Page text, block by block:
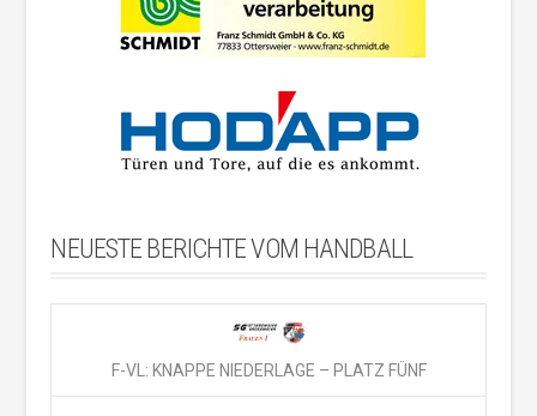
NEUESTE BERICHTE VOM HANDBALL
F-VL: KNAPPE NIEDERLAGE – PLATZ FÜNF